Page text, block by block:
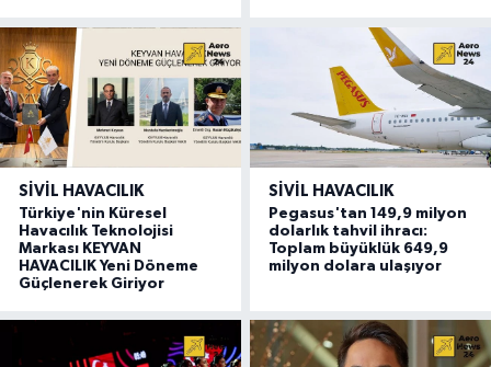
SIVIL HAVACILIK
Türkiye'nin Küresel
Havacılık Teknolojisi
Markası KEYVAN
HAVACILIK Yeni Döneme
Güçlenerek Giriyor
SIVIL HAVACILIK
Pegasus'tan 149,9 milyon
dolarlık tahvil ihracı:
Toplam büyüklük 649,9
milyon dolara ulaşıyor